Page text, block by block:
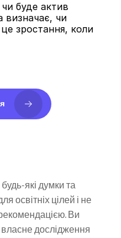
чи буде актив
визначає, чи
зростання, коли
які думки та
освітніх цілей і не
Ви
дослідження